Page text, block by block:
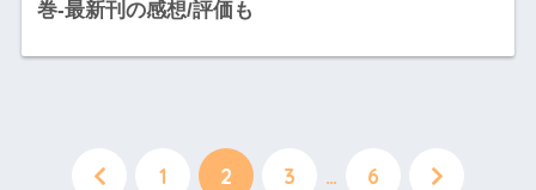
巻-最新刊の感想/評価も
1 2 3 … 6